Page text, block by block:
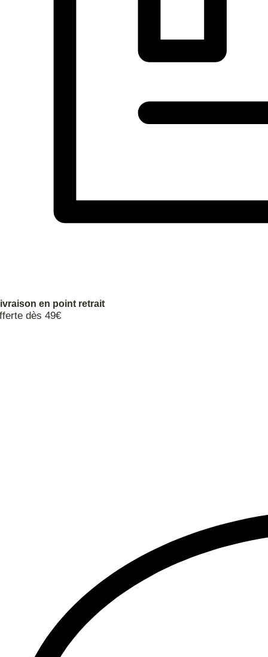
en point retrait
dès 49€